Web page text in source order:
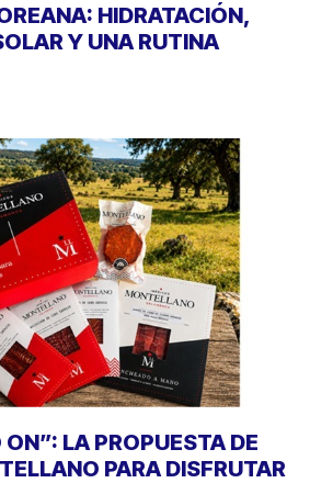
HIDRATACIÓN,
Y UNA RUTINA
LA PROPUESTA DE
PARA DISFRUTAR